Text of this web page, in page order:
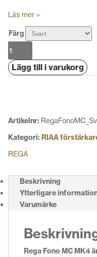
Läs mer »
Färg
Rega
Fono
MC
Lägg till i varukorg
Artikelnr:
Kategori: RIAA
REGA
Beskrivning
Ytterligare
Varumärke
Rega Fono MC MK4